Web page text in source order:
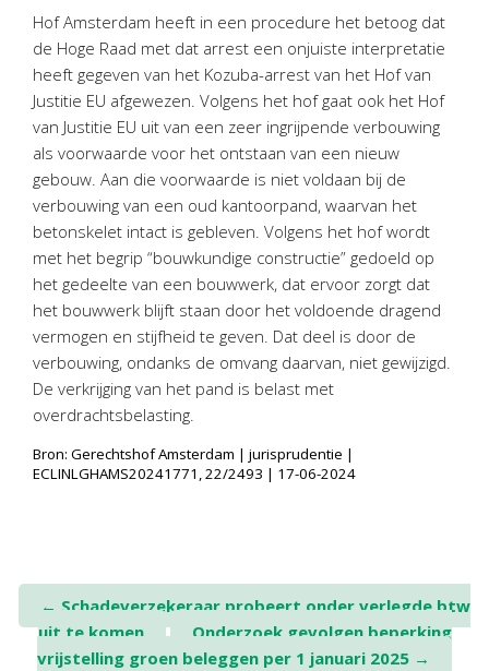
Twinfield – Boekhouden
BaseCone – Facturen
Visionplanner – Rapportage
Klantenportaal – Online dossiers
Online Salaris – Salarissen
Nextens-Accorderen aangiften
Hof Amsterdam heeft in een procedure het betoog dat
de Hoge Raad met dat arrest een onjuiste interpretatie
heeft gegeven van het Kozuba-arrest van het Hof van
Justitie EU afgewezen. Volgens het hof gaat ook het Hof
van Justitie EU uit van een zeer ingrijpende verbouwing
als voorwaarde voor het ontstaan van een nieuw
gebouw. Aan die voorwaarde is niet voldaan bij de
verbouwing van een oud kantoorpand, waarvan het
betonskelet intact is gebleven. Volgens het hof wordt
met het begrip “bouwkundige constructie” gedoeld op
het gedeelte van een bouwwerk, dat ervoor zorgt dat
het bouwwerk blijft staan door het voldoende dragend
vermogen en stijfheid te geven. Dat deel is door de
verbouwing, ondanks de omvang daarvan, niet gewijzigd.
De verkrijging van het pand is belast met
overdrachtsbelasting.
Bron: Gerechtshof Amsterdam | jurisprudentie |
ECLINLGHAMS20241771, 22/2493 | 17-06-2024
Post
navigation
← Schadeverzekeraar probeert onder verlegde btw
uit te komen
Onderzoek gevolgen beperking
vrijstelling groen beleggen per 1 januari 2025 →